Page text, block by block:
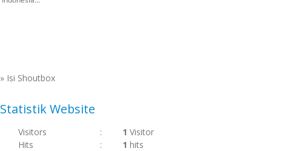
» Isi Shoutbox
Statistik Website
Visitors : 1 Visitor
Hits
: 1 hits